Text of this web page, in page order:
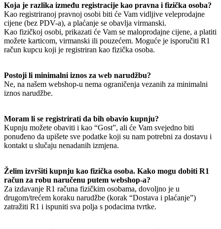
Koja je razlika između registracije kao pravna i fizička osoba?
Kao registriranoj pravnoj osobi biti će Vam vidljive veleprodajne
cijene (bez PDV-a), a plaćanje se obavlja virmanski.
Kao fizičkoj osobi, prikazati će Vam se maloprodajne cijene, a platiti
možete karticom, virmanski ili pouzećem. Moguće je isporučiti R1
račun kupcu koji je registriran kao fizička osoba.
Postoji li minimalni iznos za web narudžbu?
Ne, na našem webshop-u nema ograničenja vezanih za minimalni
iznos narudžbe.
Moram li se registrirati da bih obavio kupnju?
Kupnju možete obaviti i kao “Gost”, ali će Vam svejedno biti
ponuđeno da upišete sve podatke koji su nam potrebni za dostavu i
kontakt u slučaju nenadanih izmjena.
Želim izvršiti kupnju kao fizička osoba. Kako mogu dobiti R1
račun za robu naručenu putem webshop-a?
Za izdavanje R1 računa fizičkim osobama, dovoljno je u
drugom/trećem koraku narudžbe (korak “Dostava i plaćanje”)
zatražiti R1 i ispuniti sva polja s podacima tvrtke.